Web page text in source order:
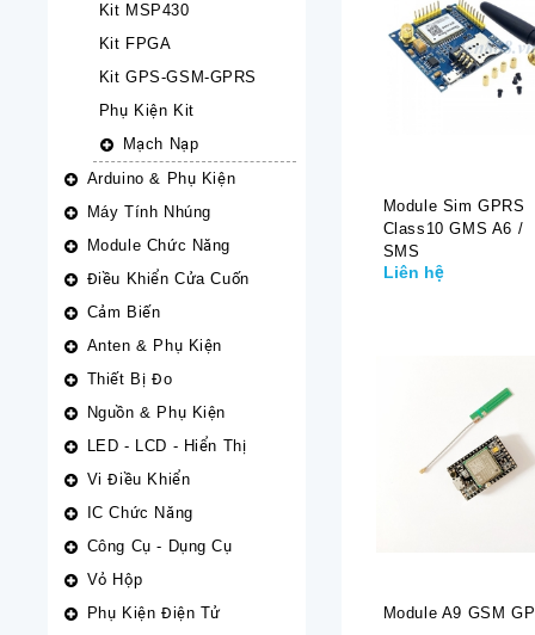
Kit MSP430
Kit FPGA
Kit GPS-GSM-GPRS
Phụ Kiện Kit
Mạch Nạp
Arduino & Phụ Kiện
Máy Tính Nhúng
Module Chức Năng
Điều Khiển Cửa Cuốn
Cảm Biến
Anten & Phụ Kiện
Thiết Bị Đo
Nguồn & Phụ Kiện
LED - LCD - Hiển Thị
Vi Điều Khiển
IC Chức Năng
Công Cụ - Dụng Cụ
Vỏ Hộp
Phụ Kiện Điện Tử
Module Sim GPRS
Class10 GMS A6 /
SMS
Liên hệ
Module A9 GSM